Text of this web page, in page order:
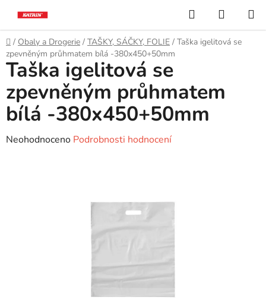
obsah
Hledat
KOŠÍK
Domů
/ Obaly a Drogerie / TAŠKY, SÁČKY, FOLIE / Taška igelitová se
zpevněným průhmatem bílá -380x450+50mm
Taška igelitová se
zpevněným průhmatem
bílá -380x450+50mm
Průměrné
Neohodnoceno Podrobnosti hodnocení